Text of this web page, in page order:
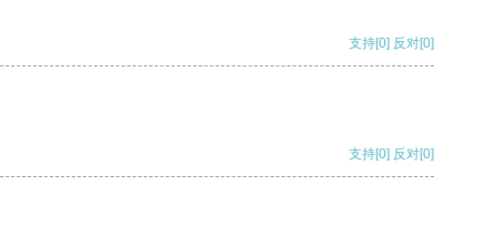
支持[0] 反对[0]
支持[0] 反对[0]